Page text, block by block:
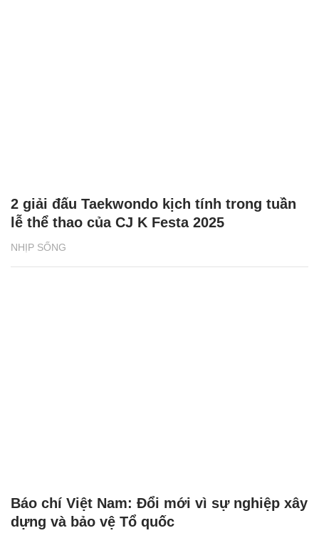
NHỊP SỐNG
2 giải đấu Taekwondo kịch tính trong tuần
lễ thể thao của CJ K Festa 2025
Báo chí Việt Nam: Đổi mới vì sự nghiệp xây
dựng và bảo vệ Tổ quốc